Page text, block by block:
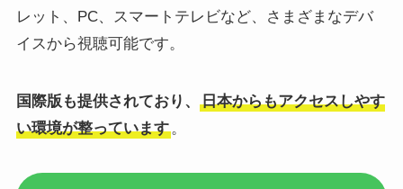
レット、PC、スマートテレビなど、さまざまなデバ
イスから視聴可能です。
国際版も提供されており、
日本からもアクセスしやす
い環境が整っています。